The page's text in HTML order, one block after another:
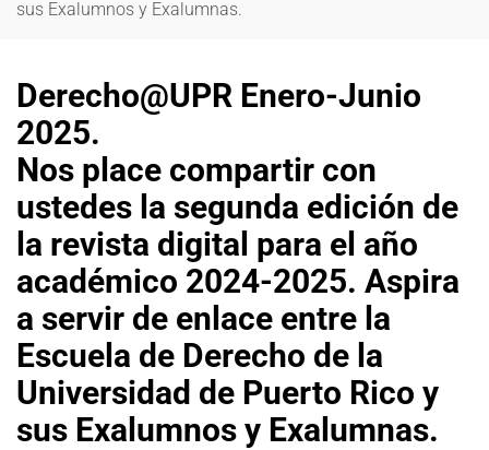
sus Exalumnos y Exalumnas.
Derecho@UPR Enero-Junio
2025.
Nos place compartir con
ustedes la segunda edición de
la revista digital para el año
académico 2024-2025. Aspira
a servir de enlace entre la
Escuela de Derecho de la
Universidad de Puerto Rico y
sus Exalumnos y Exalumnas.